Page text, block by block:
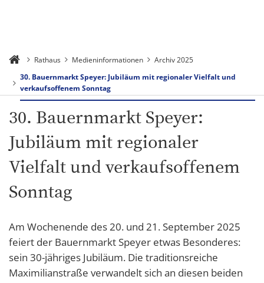
Rathaus Medieninformationen
Archiv 2025
30. Bauernmarkt Speyer: Jubiläum mit regionaler Vielfalt und
verkaufsoffenem Sonntag
30. Bauernmarkt Speyer:
Jubiläum mit regionaler
Vielfalt und verkaufsoffenem
Sonntag
Am Wochenende des 20. und 21. September 2025
feiert der Bauernmarkt Speyer etwas Besonderes:
sein 30-jähriges Jubiläum. Die traditionsreiche
Maximilianstraße verwandelt sich an diesen beiden